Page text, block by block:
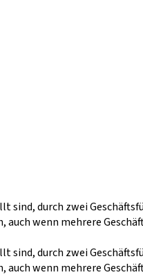
sind, durch zwei
wenn mehrere
sind, durch zwei
wenn mehrere